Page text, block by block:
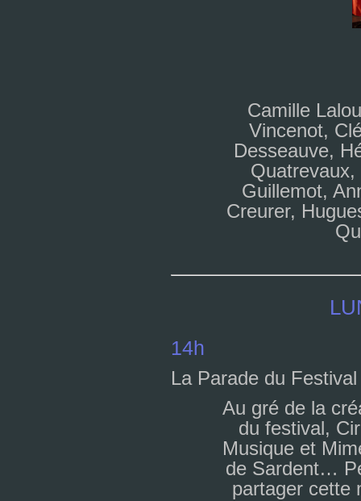
Camille
Vincenot,
Desseauve,
Guillemot,
Creurer,
14h
La Parade du
Au gré de la
du fes­ti­val,
Musique et
de Sardent…
par­ta­ger cette